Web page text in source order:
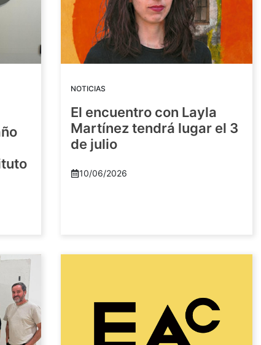
NOTICIAS
El encuentro con Layla
Martínez tendrá lugar el 3
de julio
10/06/2026